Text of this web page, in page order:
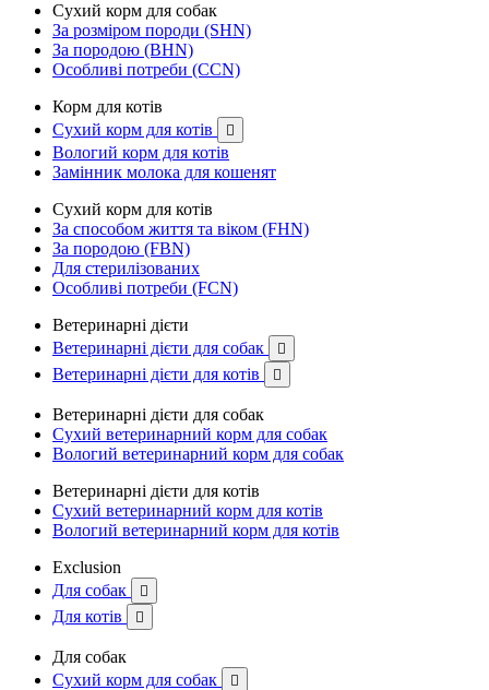
Сухий корм для собак
За розміром породи (SHN)
За породою (BHN)
Особливі потреби (CCN)
Корм для котів
Сухий корм для котів

Вологий корм для котів
Замінник молока для кошенят
Сухий корм для котів
За способом життя та віком (FHN)
За породою (FBN)
Для стерилізованих
Особливі потреби (FCN)
Ветеринарні дієти
Ветеринарні дієти для собак

Ветеринарні дієти для котів 
Ветеринарні дієти для собак
Сухий ветеринарний корм для собак
Вологий ветеринарний корм для собак
Ветеринарні дієти для котів
Сухий ветеринарний корм для котів
Вологий ветеринарний корм для котів
Exclusion
Для собак

Для котів 
Для собак
Сухий корм для собак
